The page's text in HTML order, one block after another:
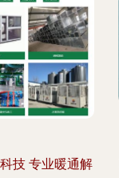
技 专业暖通解